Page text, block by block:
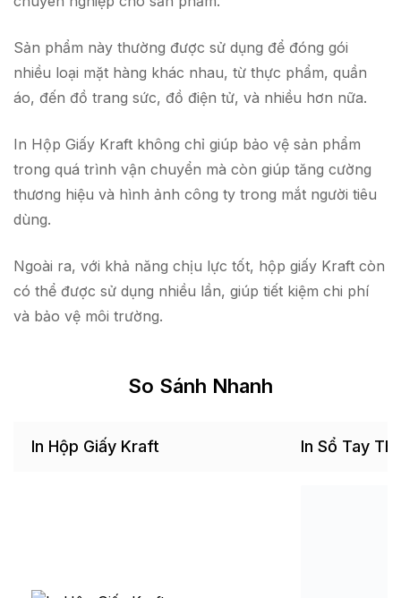
Sản phẩm này thường được sử dụng để đóng gói
nhiều loại mặt hàng khác nhau, từ thực phẩm, quần
áo, đến đồ trang sức, đồ điện tử, và nhiều hơn nữa.
In Hộp Giấy Kraft không chỉ giúp bảo vệ sản phẩm
trong quá trình vận chuyển mà còn giúp tăng cường
thương hiệu và hình ảnh công ty trong mắt người tiêu
dùng.
Ngoài ra, với khả năng chịu lực tốt, hộp giấy Kraft còn
có thể được sử dụng nhiều lần, giúp tiết kiệm chi phí
và bảo vệ môi trường.
So Sánh Nhanh
In Hộp Giấy Kraft In Sổ Tay